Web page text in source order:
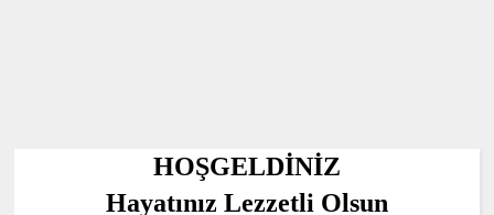
HOŞGELDİNİZ
Hayatınız Lezzetli Olsun